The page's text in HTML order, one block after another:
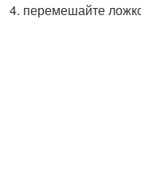
4. перемешайте